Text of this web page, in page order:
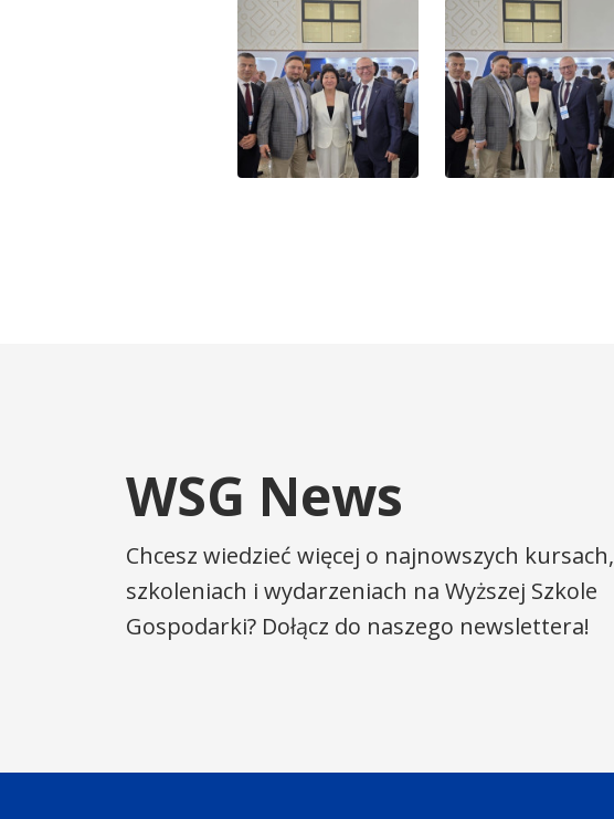
WSG News
Chcesz wiedzieć więcej o najnowszych kursach,
szkoleniach i wydarzeniach na Wyższej Szkole
Gospodarki? Dołącz do naszego newslettera!